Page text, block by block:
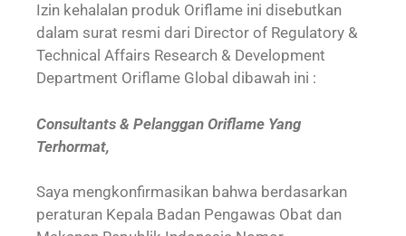
Izin kehalalan produk Oriflame ini disebutkan
dalam surat resmi dari Director of Regulatory &
Technical Affairs Research & Development
Department Oriflame Global dibawah ini :
Consultants & Pelanggan Oriflame Yang
Terhormat,
Saya mengkonfirmasikan bahwa berdasarkan
peraturan Kepala Badan Pengawas Obat dan